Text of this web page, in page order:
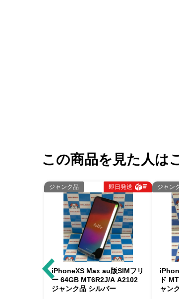
この商品を見た人は
ジャンク品 即日発送
iPhoneXS Max au版SIMフリ
ー 64GB MT6R2J/A A2102
ジャンク品 シルバー
ジャン
ド
ャン